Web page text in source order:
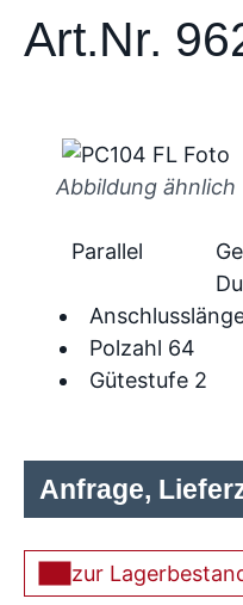
Art.Nr.
Abbildung ähnlich
Polzahl 64
Gütestufe 2
Parallel
Anfrage,
zur